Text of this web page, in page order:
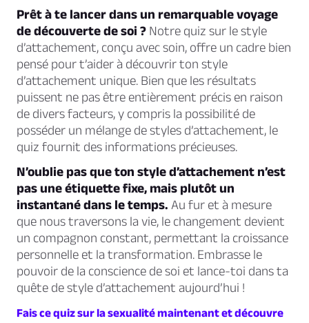
Prêt à te lancer dans un remarquable voyage
de découverte de soi ? Notre quiz sur le style
d’attachement, conçu avec soin, offre un cadre bien
pensé pour t’aider à découvrir ton style
d’attachement unique. Bien que les résultats
puissent ne pas être entièrement précis en raison
de divers facteurs, y compris la possibilité de
posséder un mélange de styles d’attachement, le
quiz fournit des informations précieuses.
N’oublie pas que ton style d’attachement n’est
pas une étiquette fixe, mais plutôt un
instantané dans le temps. Au fur et à mesure
que nous traversons la vie, le changement devient
un compagnon constant, permettant la croissance
personnelle et la transformation. Embrasse le
pouvoir de la conscience de soi et lance-toi dans ta
quête de style d’attachement aujourd’hui !
Fais ce quiz sur la sexualité maintenant et découvre